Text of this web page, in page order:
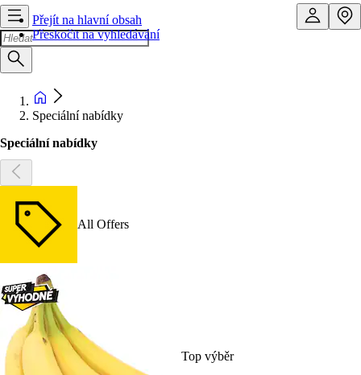
Přejít na hlavní obsah
Přeskočit na vyhledávání
Speciální nabídky
Speciální nabídky
All Offers
Top výběr